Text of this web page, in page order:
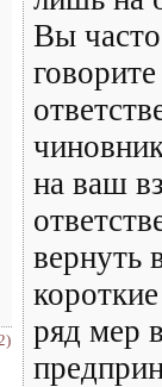
Вы
на ваш
вернуть
ряд мер